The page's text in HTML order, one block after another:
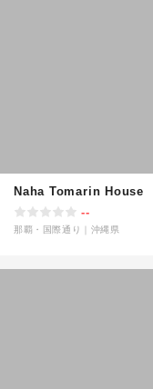
Naha Tomarin House
--
那覇・国際通り 沖縄県